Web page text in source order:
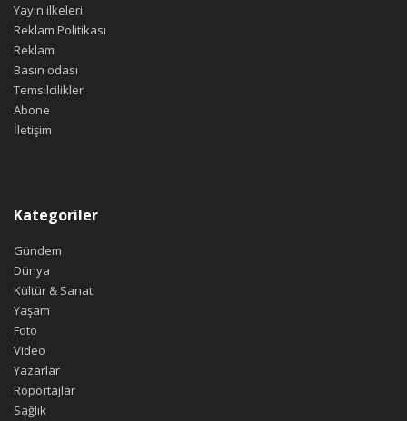
Yayın ilkeleri
Reklam Politikası
Reklam
Basın odası
Temsilcilikler
Abone
İletişim
Kategoriler
Gündem
Dünya
Kültür & Sanat
Yaşam
Foto
Video
Yazarlar
Röportajlar
Sağlık